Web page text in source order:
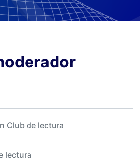
Club de lectura
lectura